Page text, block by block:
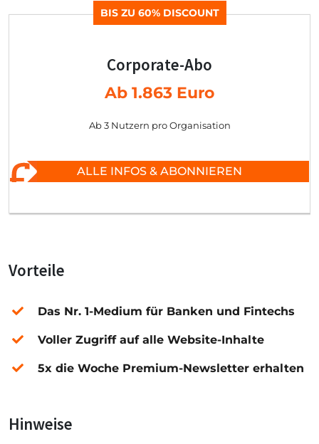
BIS ZU 60% DISCOUNT
Corporate-Abo
Ab 1.863 Euro
Ab 3 Nutzern pro Organisation
ALLE INFOS & ABONNIEREN
Vorteile
Das Nr. 1-Medium für Banken und Fintechs
Voller Zugriff auf alle Website-Inhalte
5x die Woche Premium-Newsletter erhalten
Hinweise